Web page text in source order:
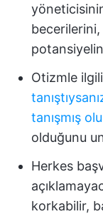
becerilerini,
Otizmle
tanışmış
olduğunu
Herkes
korkabilir,